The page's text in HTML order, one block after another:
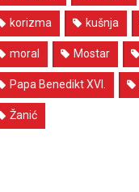
korizma kušnja
moral Mostar
Papa Benedikt XVI.
Žanić